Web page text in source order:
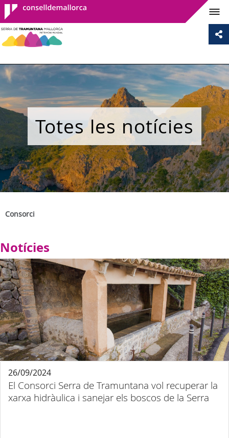
Consell de
Mallorca
Totes les notícies
Consorci
Notícies
El Consorci Serra de Tramuntana vol recuperar la
xarxa hidràulica i sanejar els boscos de la Serra
26/09/2024